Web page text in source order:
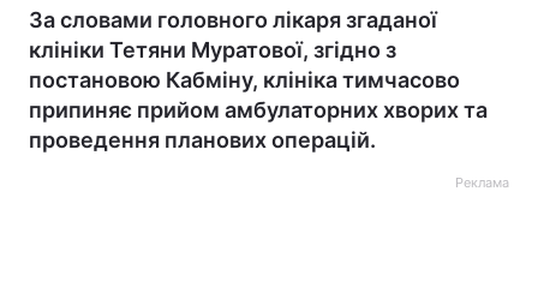
За словами головного лікаря згаданої
клініки Тетяни Муратової, згідно з
постановою Кабміну, клініка тимчасово
припиняє прийом амбулаторних хворих та
проведення планових операцій.
Реклама